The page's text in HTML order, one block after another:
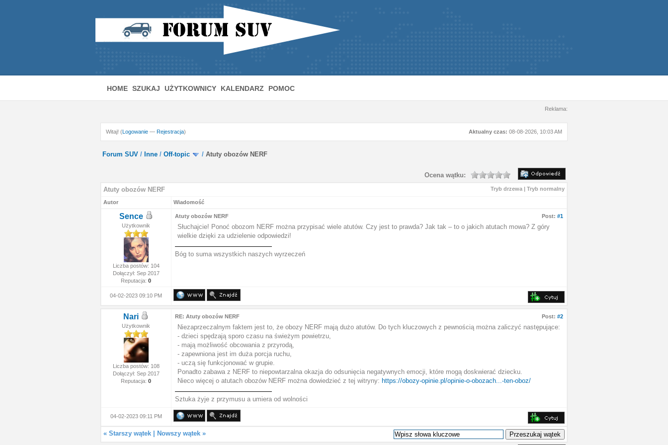
HOME SZUKAJ UŻYTKOWNICY KALENDARZ POMOC
Reklama:
Aktualny czas: 08-08-2026, 10:03 AM
Witaj! (Logowanie— Rejestracja)
Forum SUV/ Inne/ Off-topic / Atuty obozów NERF
Ocena wątku:
Tryb drzewa| Tryb normalny
Atuty obozów NERF
Autor Wiadomość
Sence
Użytkownik
Liczba postów: 104
Dołączył: Sep 2017
Reputacja:0
Post: #1
Atuty obozów NERF
Słuchajcie! Ponoć obozom NERF można przypisać wiele atutów. Czy jest to prawda? Jak tak – to o jakich atutach mowa? Z góry
wielkie dzięki za udzielenie odpowiedzi!
Bóg to suma wszystkich naszych wyrzeczeń
04-02-2023 09:10 PM
Nari
Użytkownik
Liczba postów: 108
Dołączył: Sep 2017
Reputacja:0
Post: #2
RE: Atuty obozów NERF
Niezaprzeczalnym faktem jest to, że obozy NERF mają dużo atutów. Do tych kluczowych z pewnością można zaliczyć następujące:
- dzieci spędzają sporo czasu na świeżym powietrzu,
- mają możliwość obcowania z przyrodą,
- zapewniona jest im duża porcja ruchu,
- uczą się funkcjonować w grupie.
Ponadto zabawa z NERF to niepowtarzalna okazja do odsunięcia negatywnych emocji, które mogą doskwierać dziecku.
Nieco więcej o atutach obozów NERF można dowiedzieć z tej witryny: https://obozy-opinie.pl/opinie-o-obozach...-ten-oboz/
Sztuka żyje z przymusu a umiera od wolności
04-02-2023 09:11 PM
« Starszy wątek| Nowszy wątek»